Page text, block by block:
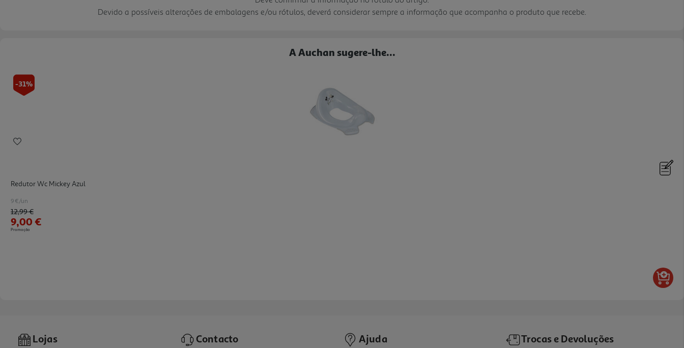
Devido a possíveis alterações de embalagens e/ou rótulos, deverá considerar sempre a informação que acompanha o produto que recebe.
A Auchan sugere-lhe...
-31%
Redutor Wc Mickey Azul
9 €/un
Price reduced from
12,99 €to
9,00 €
Promoção
Lojas Contacto Ajuda Trocas e Devoluções